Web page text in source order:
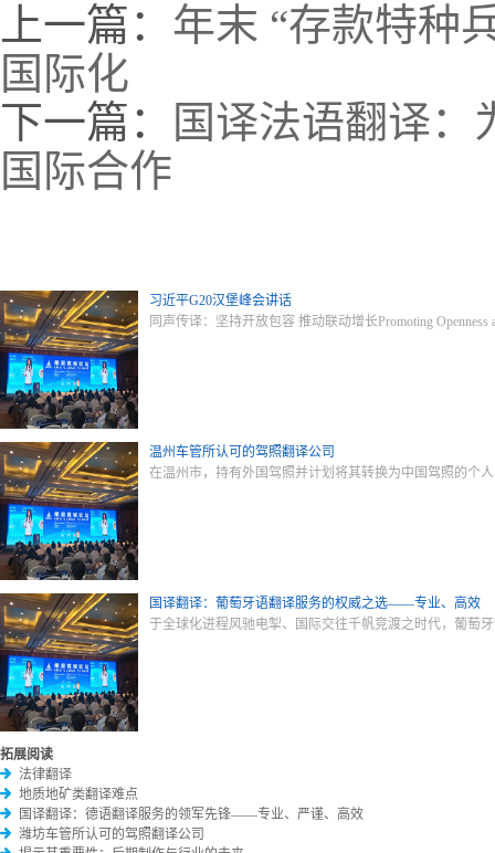
上一篇： 年末 “存款特种
国际化
下一篇：
国译法语翻译：
国际合作
习近平G20汉堡峰会讲话
同声传译：坚持开放包容 推动联动增长Promoting
温州车管所认可的驾照翻译公司
在温州市，持有外国驾照并计划将其转换为中国驾照的个
国译翻译：葡萄牙语翻译服务的权威之选——专业、高效
于全球化进程风驰电掣、国际交往千帆竞渡之时代，葡萄
拓展阅读
法律翻译
地质地矿类翻译难点
国译翻译：德语翻译服务的领军先锋——专业、严谨、高效
潍坊车管所认可的驾照翻译公司